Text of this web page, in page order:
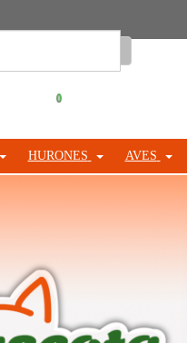
0
HURONES AVES